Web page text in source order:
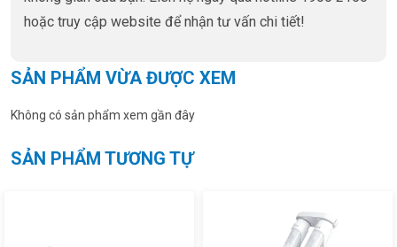
hoặc truy cập website để nhận tư vấn chi tiết!
SẢN PHẨM VỪA ĐƯỢC XEM
Không có sản phẩm xem gần đây
SẢN PHẨM TƯƠNG TỰ